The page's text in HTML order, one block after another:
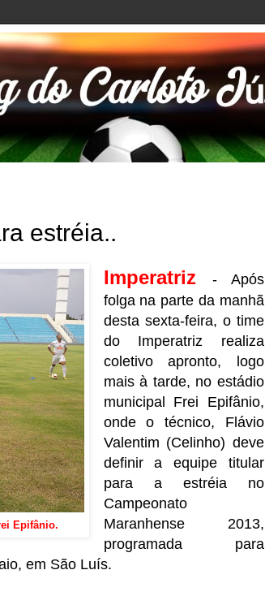
estréia..
Epifânio.
Imperatriz
- Após
folga na parte da manhã
desta sexta-feira, o time
do Imperatriz realiza
coletivo apronto, logo
mais à tarde, no estádio
municipal Frei Epifânio,
onde o técnico, Flávio
Valentim (Celinho) deve
definir a equipe titular
para a estréia no
Campeonato
Maranhense 2013,
programada para
em São Luís.